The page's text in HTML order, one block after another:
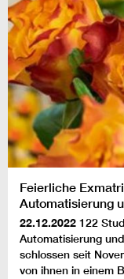
Feierliche
Automatisierung
22.12.2022 122
Automatisierung
schlossen seit
von ihnen in einem